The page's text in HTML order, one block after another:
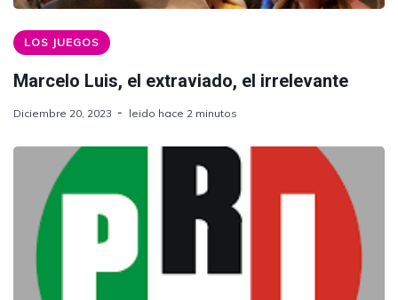
LOS JUEGOS
Marcelo Luis, el extraviado, el irrelevante
Diciembre 20, 2023 leido hace 2 minutos